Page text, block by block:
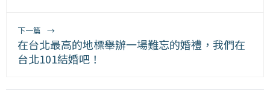
下一篇 →
在台北最高的地標舉辦一場難忘的婚禮，我們在
台北101結婚吧！